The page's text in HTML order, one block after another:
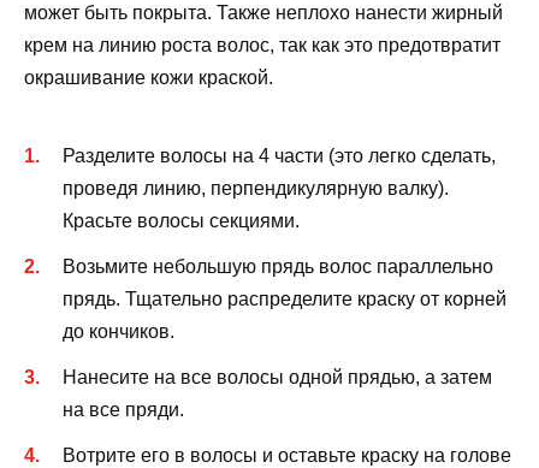
может быть покрыта. Также неплохо нанести жирный
крем на линию роста волос, так как это предотвратит
окрашивание кожи краской.
Разделите волосы на 4 части (это легко сделать,
проведя линию, перпендикулярную валку).
Красьте волосы секциями.
Возьмите небольшую прядь волос параллельно
прядь. Тщательно распределите краску от корней
до кончиков.
Нанесите на все волосы одной прядью, а затем
на все пряди.
Вотрите его в волосы и оставьте краску на голове